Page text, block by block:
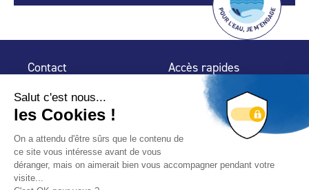
Contact
32 rue de Mogador
75 009 Paris
Accès rapides
Espace Presse
Trouver un
professionnel